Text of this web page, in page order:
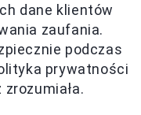
dane klientów
zaufania.
podczas
prywatności